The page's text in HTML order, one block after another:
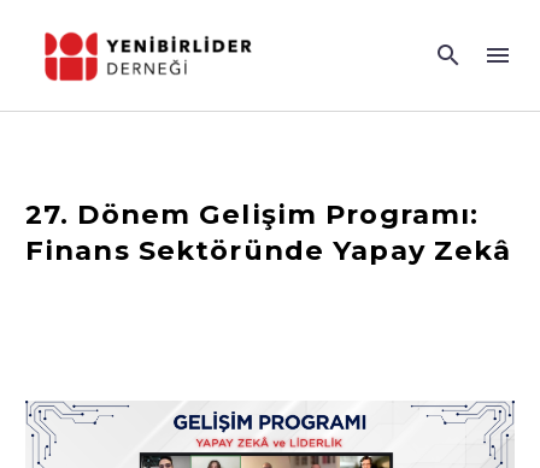
27. Dönem Gelişim Programı:
Finans Sektöründe Yapay Zekâ